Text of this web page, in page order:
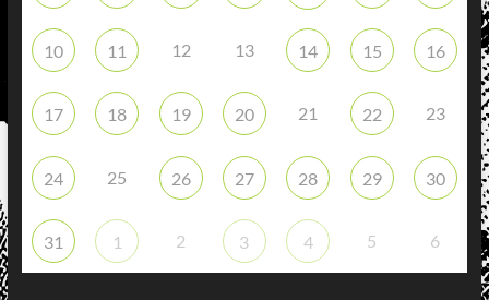
10 11 12 13 14 15 16
17 18 19 20 21 22 23
24 25 26 27 28 29 30
31 1 2 3 4 5 6